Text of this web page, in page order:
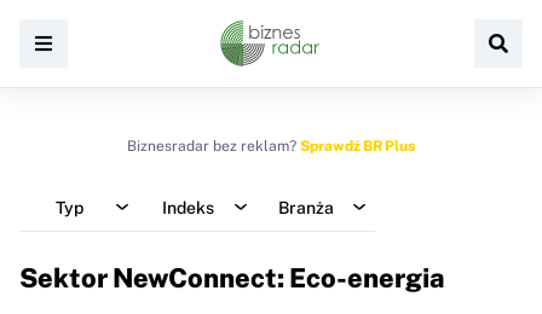
Biznesradar bez reklam? Sprawdź BR Plus
Typ Indeks Branża
Sektor NewConnect: Eco-energia